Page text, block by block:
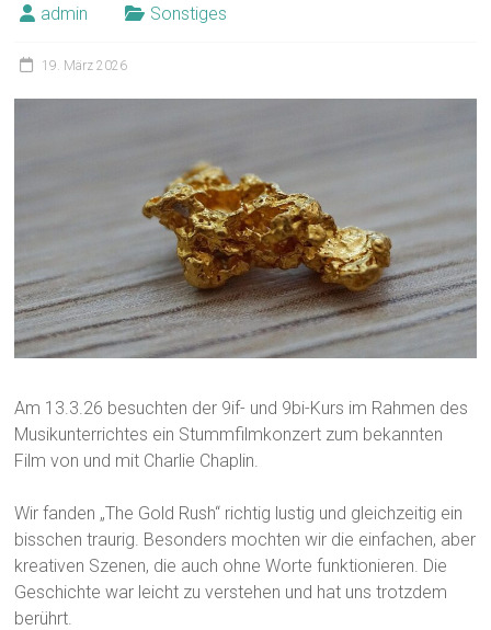
admin Sonstiges
19. März 2026
Am 13.3.26 besuchten der 9if- und 9bi-Kurs im Rahmen des
Musikunterrichtes ein Stummfilmkonzert zum bekannten
Film von und mit Charlie Chaplin.
Wir fanden „The Gold Rush“ richtig lustig und gleichzeitig ein
bisschen traurig. Besonders mochten wir die einfachen, aber
kreativen Szenen, die auch ohne Worte funktionieren. Die
Geschichte war leicht zu verstehen und hat uns trotzdem
berührt.